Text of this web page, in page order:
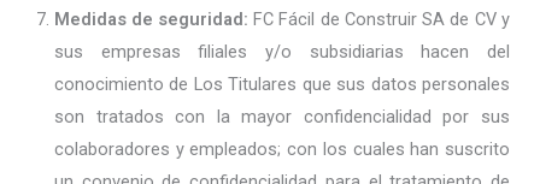
Medidas de seguridad: FC Fácil de Construir SA de CV y
sus empresas filiales y/o subsidiarias hacen del
conocimiento de Los Titulares que sus datos personales
son tratados con la mayor confidencialidad por sus
colaboradores y empleados; con los cuales han suscrito